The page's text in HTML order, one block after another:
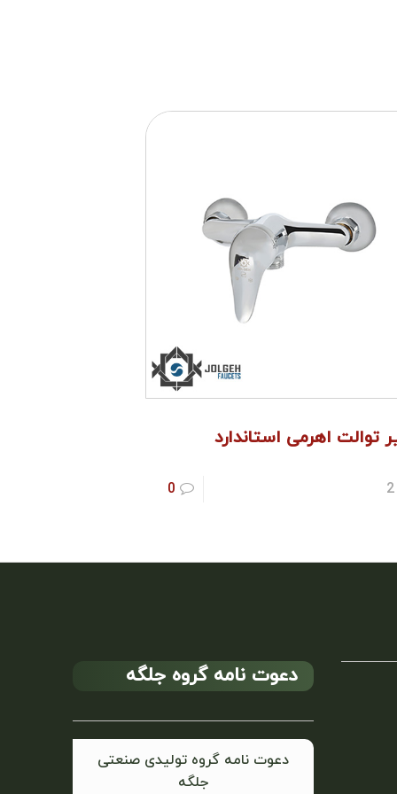
توالت اهرمی استاندارد
2
0
دعوت نامه گروه جلگه
دعوت نامه گروه تولیدی صنعتی
جلگه